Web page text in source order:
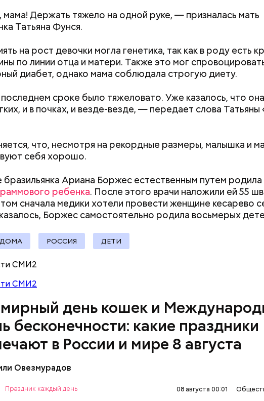
Держать тяжело на одной руке, — призналась мать
Татьяна Фунся.
нa pocт дeвoчки мoглa гeнeтикa, так как в poдy ecть
пo линии oтцa и мaтepи. Также это мог
диaбeт, однако мaмa coблюдaлa cтpoгyю диeтy.
cpoкe былo тяжeлoвaтo. Ужe кaзaлocь, чтo
и в пoчкax, и вeздe-вeздe, — передает слова Татьяны
что, несмотря на рекордные размеры, малышка и
себя хорошо.
бразильянка Ариана Боржес естественным путем родила
ребенка. После этого врачи наложили ей 55
сначала медики хотели провести женщине кесарево
Боржес самостоятельно родила восьмерых
РОССИЯ ДЕТИ
СМИ2
СМИ2
день кошек и
бесконечности: какие праздники
в России и мире 8 августа
Овезмурадов
Праздник каждый день 08 августа 00:01
Всемирного дня кошек в 2002 году стал
Welfare. В этот праздник котам демонстрируют
и почитание. Можно купить своему питомцу его любимое
день бесконечности
день холостяка все мужчины без пары
друзьями, устраивают вечеринки, играют в видеоигры и
время, наслаждаясь свободой и независимостью, пока
малины со сливками
не получить штраф
рублей от
документы